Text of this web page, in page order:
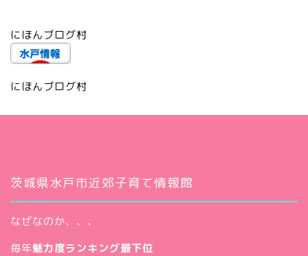
にほんブログ村
にほんブログ村
茨城県水戸市近郊子育て情報館
なぜなのか、、、
毎年魅力度ランキング最下位